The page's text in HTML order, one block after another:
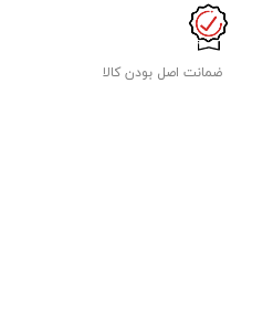
ضمانت اصل بودن کالا